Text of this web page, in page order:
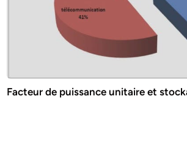
Facteur de puissance unitaire et